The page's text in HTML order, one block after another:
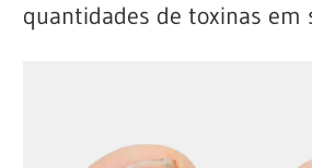
quantidades de toxinas em